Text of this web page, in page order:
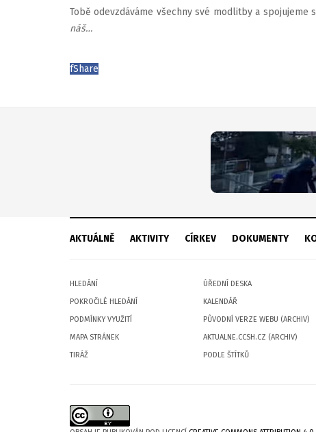
Tobě odevzdáváme všechny své modlitby a spojujeme
náš…
fShare
AKTUÁLNĚ AKTIVITY CÍRKEV DOKUMENTY
HLEDÁNÍ
POKROČILÉ HLEDÁNÍ
PODMÍNKY VYUŽITÍ
MAPA STRÁNEK
TIRÁŽ
ÚŘEDNÍ DESKA
KALENDÁŘ
PŮVODNÍ VERZE WEBU (ARCHIV)
AKTUALNE.CCSH.CZ (ARCHIV)
PODLE ŠTÍTKŮ